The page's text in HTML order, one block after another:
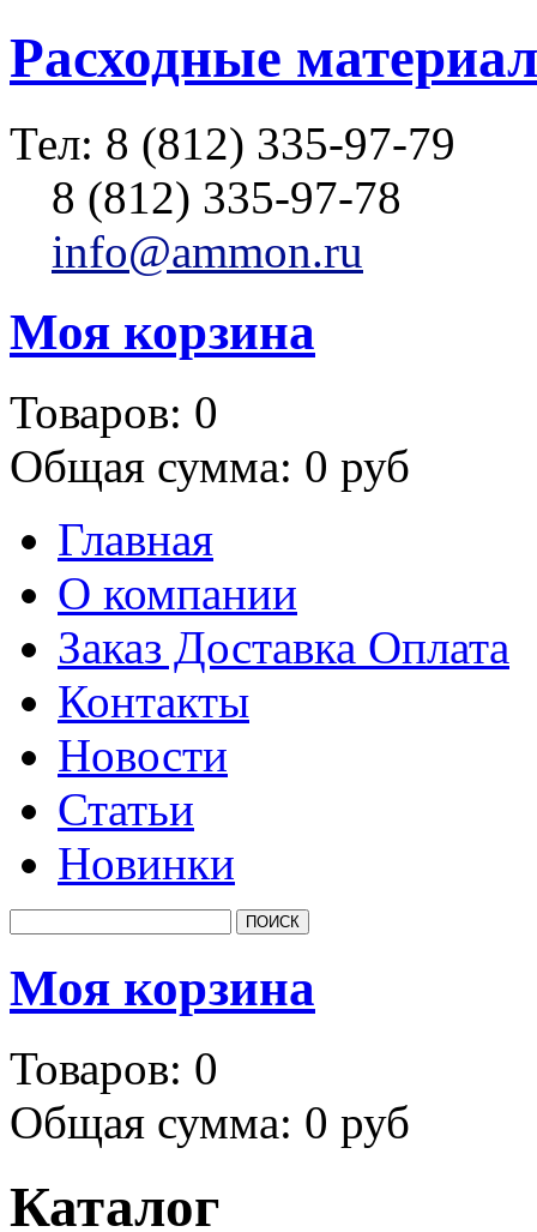
Расходные
Тел: 8 (812) 335-97-79
8 (812) 335-97-78
info@ammon.ru
Моя корзина
Товаров: 0
Общая сумма: 0 руб
Главная
О компании
Заказ Доставка Оплата
Контакты
Новости
Статьи
Новинки
Моя корзина
Товаров: 0
Общая сумма: 0 руб
Каталог